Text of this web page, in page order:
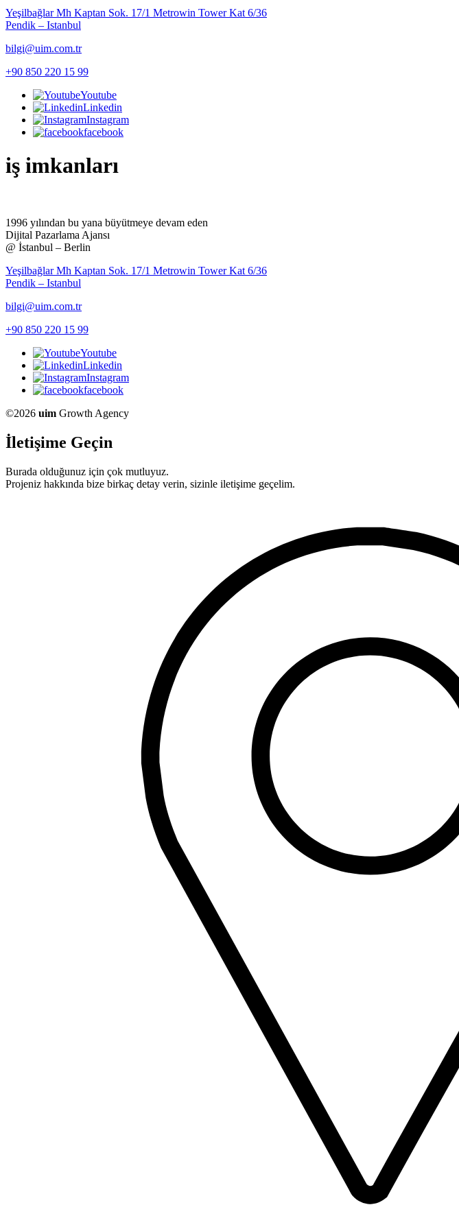
Yeşilbağlar Mh Kaptan Sok. 17/1 Metrowin Tower Kat 6/36
Pendik – Istanbul
bilgi@uim.com.tr
+90 850 220 15 99
Youtube
Linkedin
Instagram
facebook
iş imkanları
1996 yılından bu yana büyütmeye devam eden
Dijital Pazarlama Ajansı
@ İstanbul – Berlin
Yeşilbağlar Mh Kaptan Sok. 17/1 Metrowin Tower Kat 6/36
Pendik – Istanbul
bilgi@uim.com.tr
+90 850 220 15 99
Youtube
Linkedin
Instagram
facebook
©2026 uim Growth Agency
İletişime Geçin
Burada olduğunuz için çok mutluyuz.
Projeniz hakkında bize birkaç detay verin, sizinle iletişime geçelim.